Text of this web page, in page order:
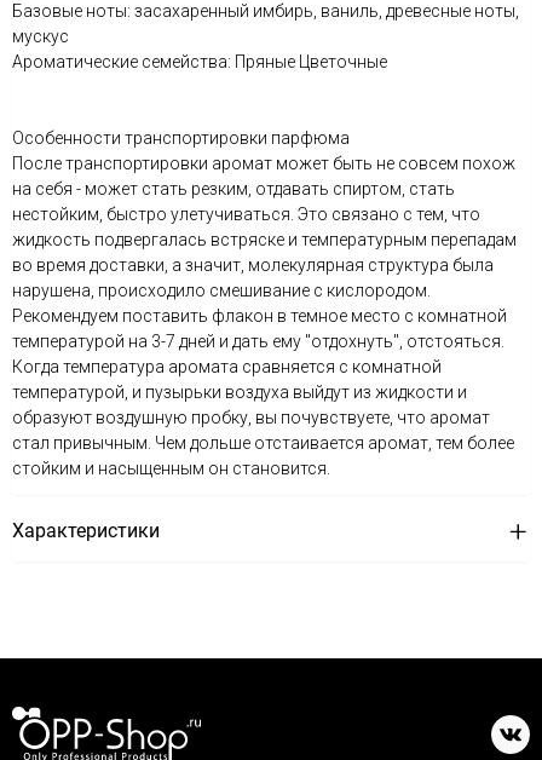
Базовые ноты: засахаренный имбирь, ваниль, древесные ноты,
мускус
Ароматические семейства: Пряные Цветочные
Особенности транспортировки парфюма
После транспортировки аромат может быть не совсем похож
на себя - может стать резким, отдавать спиртом, стать
нестойким, быстро улетучиваться. Это связано с тем, что
жидкость подвергалась встряске и температурным перепадам
во время доставки, а значит, молекулярная структура была
нарушена, происходило смешивание с кислородом.
Рекомендуем поставить флакон в темное место с комнатной
температурой на 3-7 дней и дать ему "отдохнуть", отстояться.
Когда температура аромата сравняется с комнатной
температурой, и пузырьки воздуха выйдут из жидкости и
образуют воздушную пробку, вы почувствуете, что аромат
стал привычным. Чем дольше отстаивается аромат, тем более
стойким и насыщенным он становится.
Характеристики